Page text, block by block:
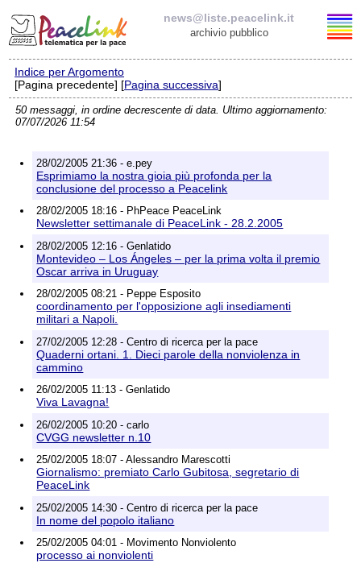
news@liste.peacelink.it
archivio pubblico
Elenco delle liste
news@liste.peacelink.it
Policy delle liste di PeaceLink
Informativa sulla privacy
Richieste di rimozione
Indice per Argomento
[Pagina precedente] [Pagina successiva]
50 messaggi, in ordine decrescente di data. Ultimo aggiornamento:
07/07/2026 11:54
28/02/2005 21:36 - e.pey
Esprimiamo la nostra gioia più profonda per la
conclusione del processo a Peacelink
28/02/2005 18:16 - PhPeace PeaceLink
Newsletter settimanale di PeaceLink - 28.2.2005
28/02/2005 12:16 - Genlatido
Montevideo – Los Ángeles – per la prima volta il premio
Oscar arriva in Uruguay
28/02/2005 08:21 - Peppe Esposito
coordinamento per l'opposizione agli insediamenti
militari a Napoli.
27/02/2005 12:28 - Centro di ricerca per la pace
Quaderni ortani. 1. Dieci parole della nonviolenza in
cammino
26/02/2005 11:13 - Genlatido
Viva Lavagna!
26/02/2005 10:20 - carlo
CVGG newsletter n.10
25/02/2005 18:07 - Alessandro Marescotti
Giornalismo: premiato Carlo Gubitosa, segretario di
PeaceLink
25/02/2005 14:30 - Centro di ricerca per la pace
In nome del popolo italiano
25/02/2005 04:01 - Movimento Nonviolento
processo ai nonviolenti